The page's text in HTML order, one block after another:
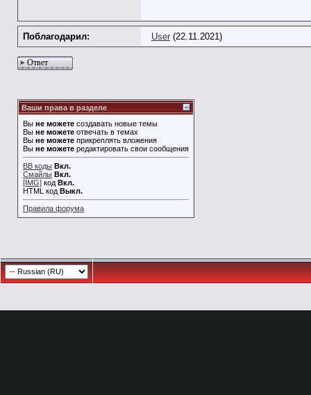
Поблагодарил: User (22.11.2021)
Ответ
Ваши права в разделе
Вы не можете создавать новые темы
Вы не можете отвечать в темах
Вы не можете прикреплять вложения
Вы не можете редактировать свои сообщения
BB коды Вкл.
Смайлы Вкл.
[IMG] код Вкл.
HTML код Выкл.
Правила форума